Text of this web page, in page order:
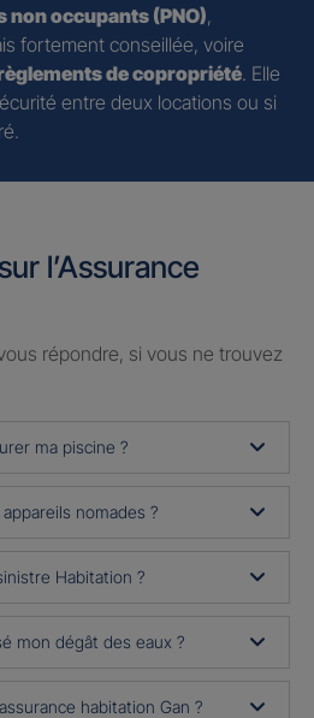
occupants (PNO),
fortement conseillée, voire
de copropriété. Elle
entre deux locations ou si
sur l’Assurance
répondre, si vous ne trouvez
ma piscine ?
nomades ?
Habitation ?
mon dégât des eaux ?
habitation Gan ?